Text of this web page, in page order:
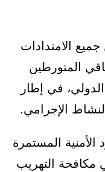
الامتدادات
المتورطين
في إطار
الإجرامي.
المستمرة
مكافحة التهريب